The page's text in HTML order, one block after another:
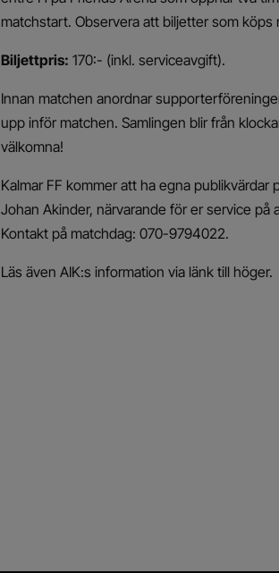
matchstart. Observera att biljetter som
Biljettpris: 170:- (inkl. serviceavgift).
Innan matchen anordnar
upp inför matchen. Samlingen blir från
välkomna!
Kalmar FF kommer att ha egna
Johan Akinder, närvarande för er service på
Kontakt på matchdag: 070-9794022.
Läs även AIK:s information via länk till höger.